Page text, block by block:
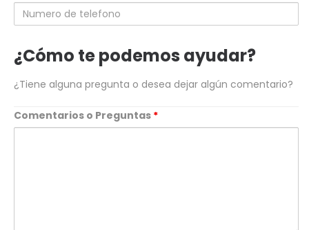
Numero
de
¿Cómo te podemos ayudar?
¿Tiene alguna pregunta o desea dejar algún comentario?
Comentarios o Preguntas *